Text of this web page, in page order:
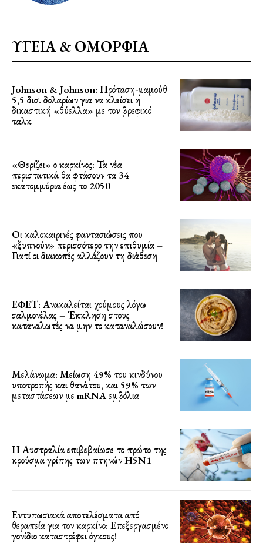
ΥΓΕΙΑ & ΟΜΟΡΦΙΑ
Johnson & Johnson: Πρόταση-μαμούθ
5,5 δισ. δολαρίων για να κλείσει η
δικαστική «θύελλα» με τον βρεφικό
ταλκ
«Θερίζει» ο καρκίνος: Τα νέα
περιστατικά θα φτάσουν τα 34
εκατομμύρια έως το 2050
Οι καλοκαιρινές φαντασιώσεις που
«ξυπνούν» περισσότερο την επιθυμία –
Γιατί οι διακοπές αλλάζουν τη διάθεση
ΕΦΕΤ: Ανακαλείται χούμους λόγω
σαλμονέλας – Έκκληση στους
καταναλωτές να μην το καταναλώσουν!
Μελάνωμα: Μείωση 49% του κινδύνου
υποτροπής και θανάτου, και 59% των
μεταστάσεων με mRNA εμβόλια
Η Αυστραλία επιβεβαίωσε το πρώτο της
κρούσμα γρίπης των πτηνών H5N1
Εντυπωσιακά αποτελέσματα από
θεραπεία για τον καρκίνο: Επεξεργασμένο
γονίδιο καταστρέφει όγκους!